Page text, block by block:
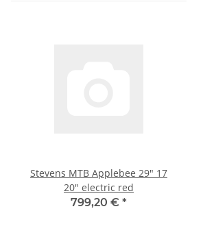
Stevens MTB Applebee 29" 17
20" electric red
799,20 € *